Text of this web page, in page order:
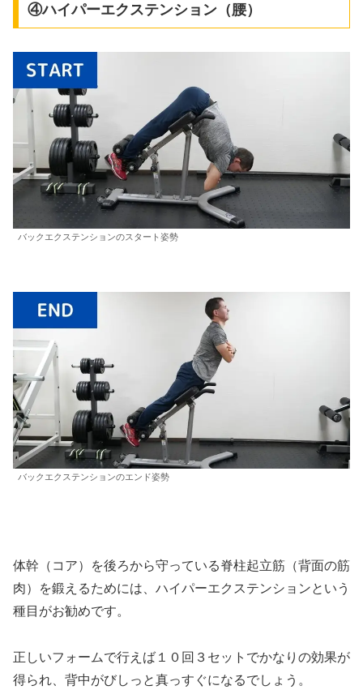
④ハイパーエクステンション（腰）
バックエクステンションのスタート姿勢
バックエクステンションのエンド姿勢
体幹（コア）を後ろから守っている脊柱起立筋（背面の筋
肉）を鍛えるためには、ハイパーエクステンションという
種目がお勧めです。
正しいフォームで行えば１０回３セットでかなりの効果が
得られ、背中がびしっと真っすぐになるでしょう。